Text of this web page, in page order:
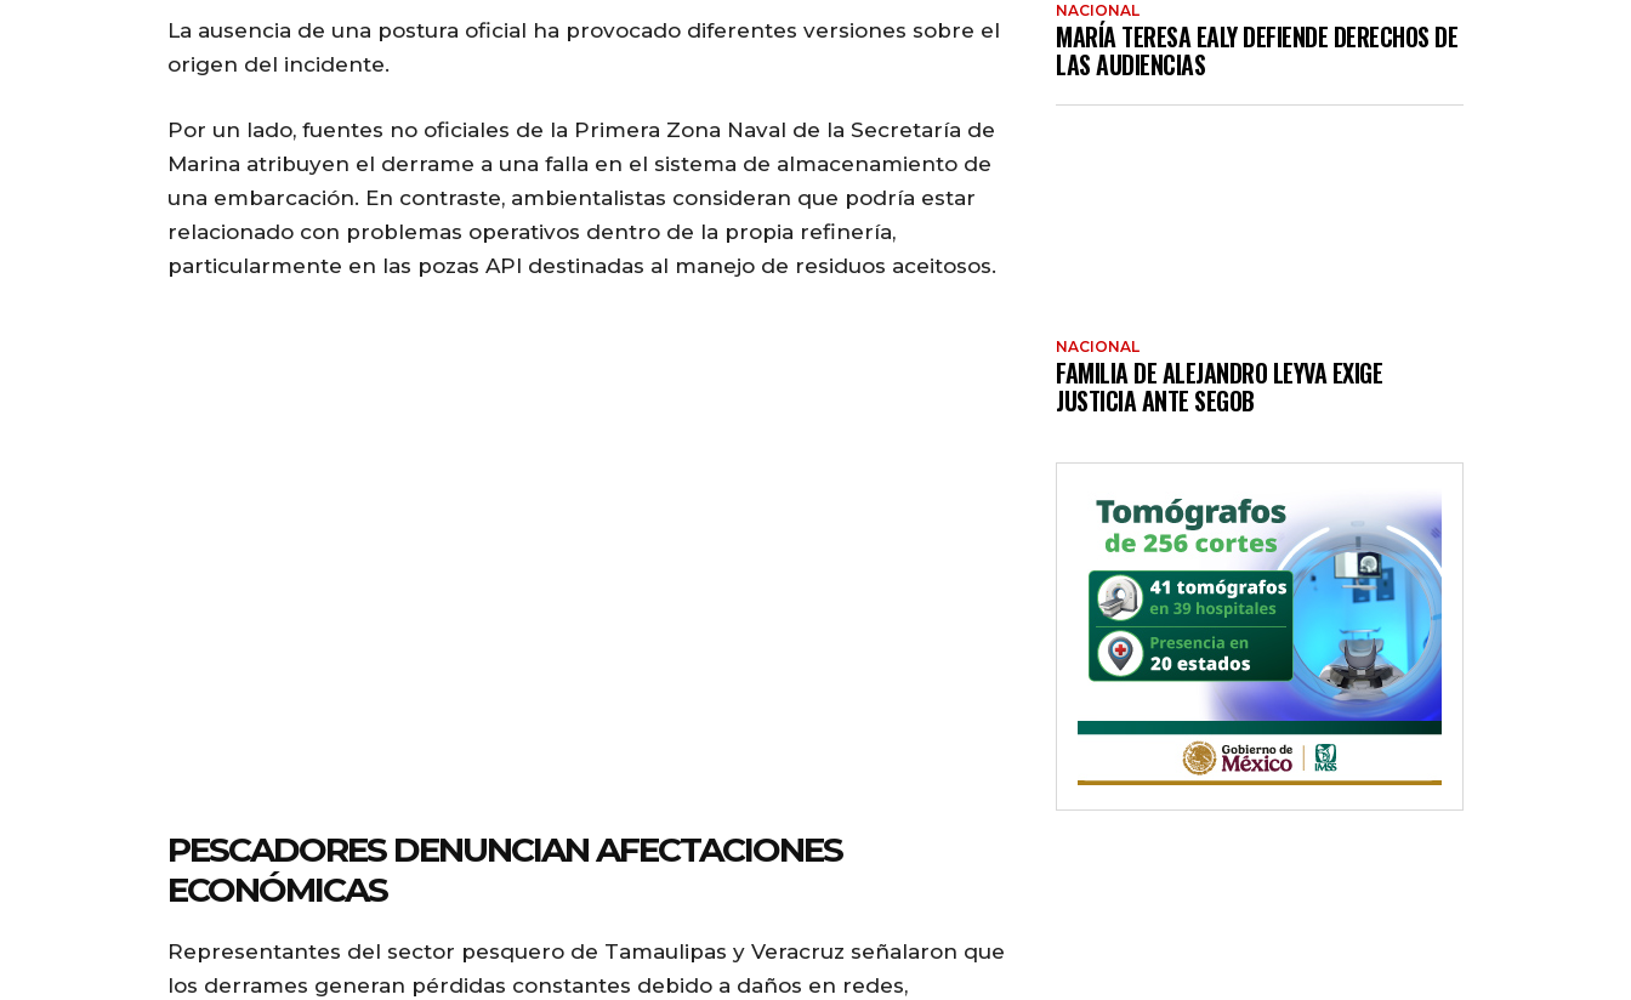
La ausencia de una postura oficial ha provocado diferentes versiones sobre el
origen del incidente.
Por un lado, fuentes no oficiales de la Primera Zona Naval de la Secretaría de
Marina atribuyen el derrame a una falla en el sistema de almacenamiento de
una embarcación. En contraste, ambientalistas consideran que podría estar
relacionado con problemas operativos dentro de la propia refinería,
particularmente en las pozas API destinadas al manejo de residuos aceitosos.
PESCADORES DENUNCIAN AFECTACIONES
ECONÓMICAS
Representantes del sector pesquero de Tamaulipas y Veracruz señalaron que
los derrames generan pérdidas constantes debido a daños en redes,
NACIONAL
MARÍA TERESA EALY DEFIENDE DERECHOS DE
LAS AUDIENCIAS
NACIONAL
FAMILIA DE ALEJANDRO LEYVA EXIGE
JUSTICIA ANTE SEGOB